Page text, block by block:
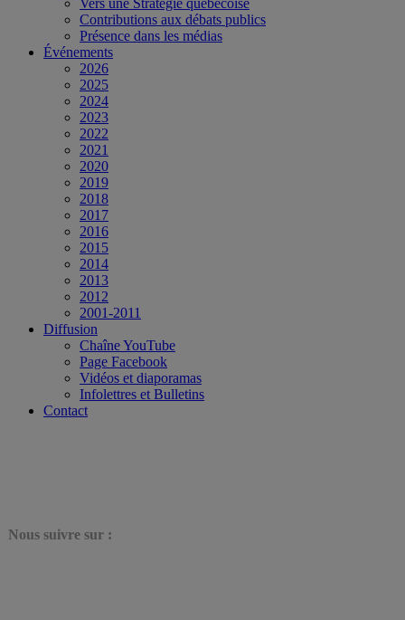
Vers une Stratégie québécoise
Contributions aux débats publics
Présence dans les médias
Événements
2026
2025
2024
2023
2022
2021
2020
2019
2018
2017
2016
2015
2014
2013
2012
2001-2011
Diffusion
Chaîne YouTube
Page Facebook
Vidéos et diaporamas
Infolettres et Bulletins
Contact
Nous suivre sur :